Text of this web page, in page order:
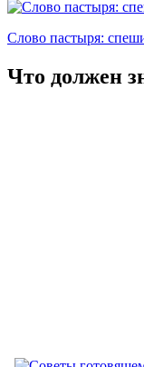
Слово пастыря:
Что должен